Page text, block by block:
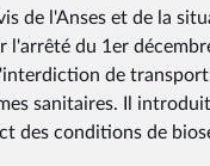
de l'Anses et de la
du 1er
de transport
sanitaires. Il
des conditions de